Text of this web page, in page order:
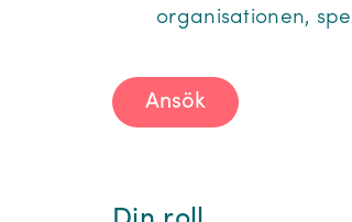
organisationen,
Ansök